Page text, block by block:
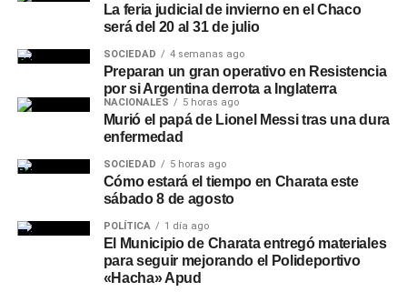
La feria judicial de invierno en el Chaco
será del 20 al 31 de julio
SOCIEDAD 4 semanas ago
Preparan un gran operativo en Resistencia
por si Argentina derrota a Inglaterra
NACIONALES 5 horas ago
Murió el papá de Lionel Messi tras una dura
enfermedad
SOCIEDAD 5 horas ago
Cómo estará el tiempo en Charata este
sábado 8 de agosto
POLÍTICA 1 día ago
El Municipio de Charata entregó materiales
para seguir mejorando el Polideportivo
«Hacha» Apud